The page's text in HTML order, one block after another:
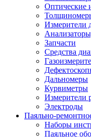
Оптические
Измерители
Запчасти
Средства
Дальномеры
Курвиметры
Измерители
Электроды
Паяльно-
Наборы
Паяльное